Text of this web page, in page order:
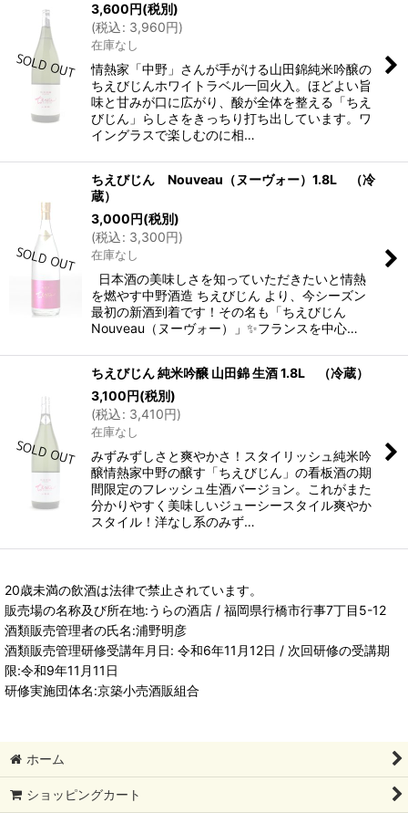
3,600円(税別)
(税込: 3,960円)
在庫なし
情熱家「中野」さんが手がける山田錦純米吟醸の
ちえびじんホワイトラベル一回火入。ほどよい旨
味と甘みが口に広がり、酸が全体を整える「ちえ
びじん」らしさをきっちり打ち出しています。ワ
イングラスで楽しむのに相…
ちえびじん Nouveau（ヌーヴォー）1.8L （冷
蔵）
3,000円(税別)
(税込: 3,300円)
在庫なし
日本酒の美味しさを知っていただきたいと情熱
を燃やす中野酒造 ちえびじん より、今シーズン
最初の新酒到着です！その名も「ちえびじん
Nouveau（ヌーヴォー）」✨フランスを中心…
ちえびじん 純米吟醸 山田錦 生酒 1.8L （冷蔵）
3,100円(税別)
(税込: 3,410円)
在庫なし
みずみずしさと爽やかさ！スタイリッシュ純米吟
醸情熱家中野の醸す「ちえびじん」の看板酒の期
間限定のフレッシュ生酒バージョン。これがまた
分かりやすく美味しいジューシースタイル爽やか
スタイル！洋なし系のみず…
20歳未満の飲酒は法律で禁止されています。
販売場の名称及び所在地:うらの酒店 / 福岡県行橋市行事7丁目5-12
酒類販売管理者の氏名:浦野明彦
酒類販売管理研修受講年月日: 令和6年11月12日 / 次回研修の受講期
限:令和9年11月11日
研修実施団体名:京築小売酒販組合
ホーム
ショッピングカート